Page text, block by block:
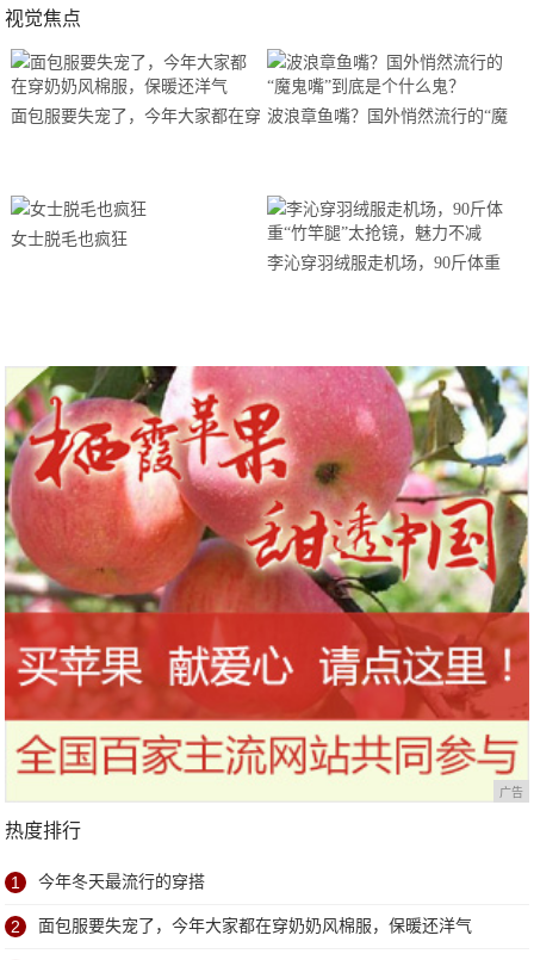
视觉焦点
面包服要失宠了，今年大家都在穿 波浪章鱼嘴？国外悄然流行的“魔
女士脱毛也疯狂
李沁穿羽绒服走机场，90斤体重
广告
热度排行
1 今年冬天最流行的穿搭
2 面包服要失宠了，今年大家都在穿奶奶风棉服，保暖还洋气